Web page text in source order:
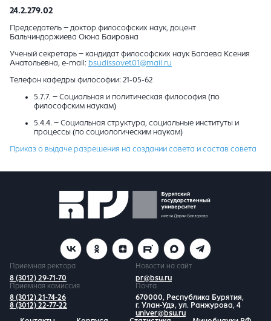
24.2.279.02
Председатель – доктор философских наук, доцент
Бальчиндоржиева Оюна Баировна
Ученый секретарь – кандидат философских наук Багаева Ксения
Анатольевна, e-mail: bsudissovet01@mail.ru
Телефон кафедры философии: 21-05-62
5.7.7. – Социальная и политическая философия (по
философским наукам)
5.4.4. – Социальная структура, социальные институты и
процессы (по социологическим наукам)
Приказ о выдаче разрешения на создании совета и состав совета
Приемная ректора
8 (3012) 29-71-70
Новости на сайт
pr@bsu.ru
Приемная комиссия
8 (3012) 21-74-26
8 (3012) 22-77-22
Почта
670000, Республика Бурятия,
г. Улан-Удэ, ул. Ранжурова, 4
univer@bsu.ru